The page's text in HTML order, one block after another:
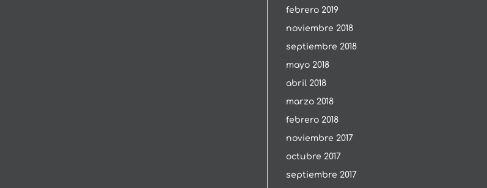
febrero 2019
noviembre 2018
septiembre 2018
mayo 2018
abril 2018
marzo 2018
febrero 2018
noviembre 2017
octubre 2017
septiembre 2017